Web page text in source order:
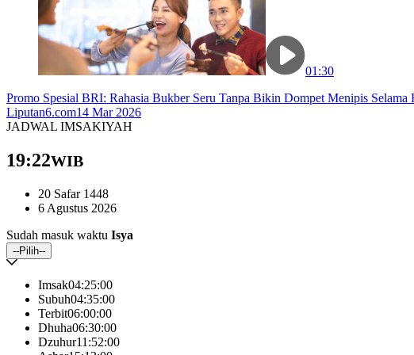
01:30
Promo Spesial BRI: Rahasia Bukber Seru Tanpa Bikin Dompet Menipis Selama
Liputan6.com14 Mar 2026
JADWAL IMSAKIYAH
19:22WIB
20 Safar 1448
6 Agustus 2026
Sudah masuk waktu Isya
--Pilih--
Imsak04:25:00
Subuh04:35:00
Terbit06:00:00
Dhuha06:30:00
Dzuhur11:52:00